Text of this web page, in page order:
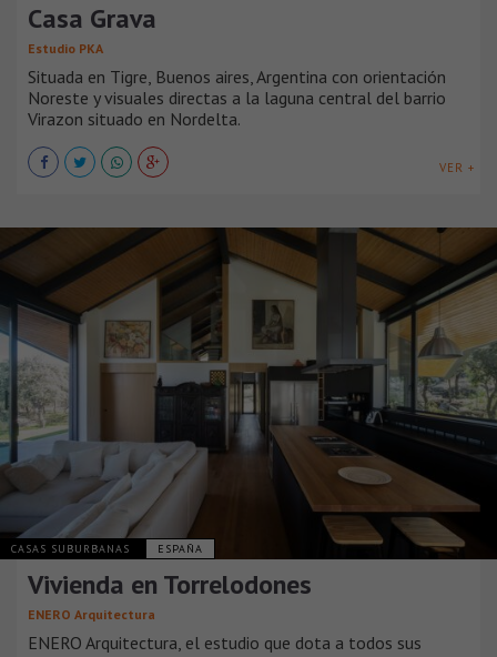
Casa Grava
Estudio PKA
Situada en Tigre, Buenos aires, Argentina con orientación
Noreste y visuales directas a la laguna central del barrio
Virazon situado en Nordelta.
VER +
CASAS SUBURBANAS ESPAÑA
Vivienda en Torrelodones
ENERO Arquitectura
ENERO Arquitectura, el estudio que dota a todos sus